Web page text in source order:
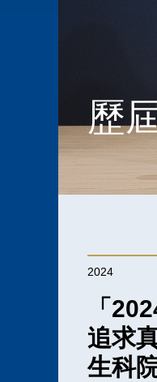
歷
2024
「
追求
生科